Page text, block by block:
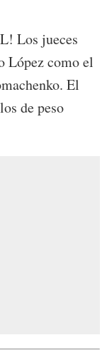
Los jueces
López como el
El
de peso